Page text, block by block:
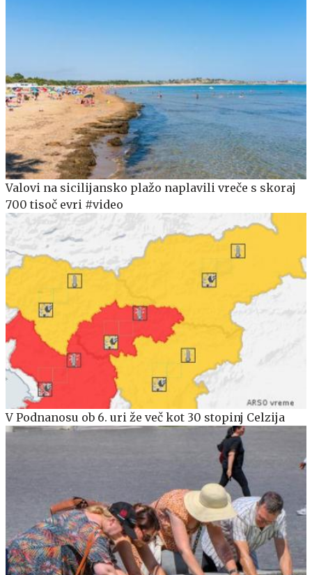
Valovi na sicilijansko plažo naplavili vreče s skoraj
700 tisoč evri #video
V Podnanosu ob 6. uri že več kot 30 stopinj Celzija